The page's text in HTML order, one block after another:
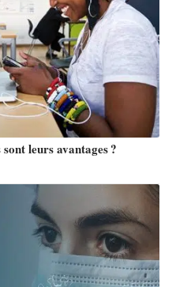
leurs avantages ?